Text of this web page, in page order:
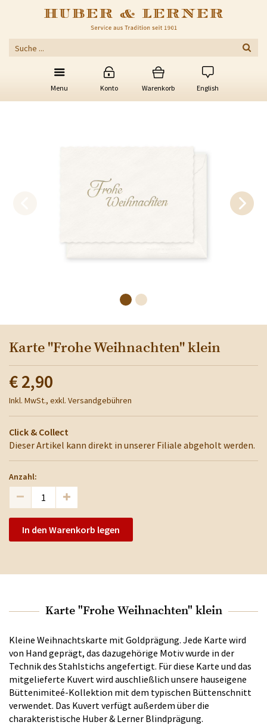
Menu Konto Warenkorb English
Karte "Frohe Weihnachten" klein
€ 2,90
Inkl. MwSt., exkl. Versandgebühren
Click & Collect
Dieser Artikel kann direkt in unserer Filiale abgeholt werden.
Anzahl:
In den Warenkorb legen
Karte "Frohe Weihnachten" klein
Kleine Weihnachtskarte mit Goldprägung. Jede Karte wird
von Hand geprägt, das dazugehörige Motiv wurde in der
Technik des Stahlstichs angefertigt. Für diese Karte und das
mitgelieferte Kuvert wird auschließlich unsere hauseigene
Büttenimiteé-Kollektion mit dem typischen Büttenschnitt
verwendet. Das Kuvert verfügt außerdem über die
charakteristische Huber & Lerner Blindprägung.